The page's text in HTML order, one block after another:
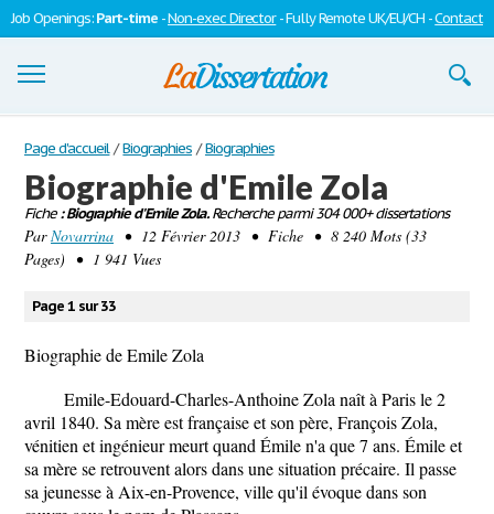
Job Openings:Part-time -Non-exec Director- Fully Remote UK/EU/CH -Contact
Dissertations
S'inscrire
Se connecter
Page d'accueil / Biographies / Biographies
Biographie d'Emile Zola
Fiche: Biographie d'Emile Zola.Recherche parmi 304 000+ dissertations
ParNovarrina • 12 Février 2013 • Fiche • 8 240 Mots (33
Pages) • 1 941 Vues
Page 1 sur 33
Biographie de Emile Zola
Emile-Edouard-Charles-Anthoine Zola naît à Paris le 2
avril 1840. Sa mère est française et son père, François Zola,
vénitien et ingénieur meurt quand Émile n'a que 7 ans. Émile et
sa mère se retrouvent alors dans une situation précaire. Il passe
sa jeunesse à Aix-en-Provence, ville qu'il évoque dans son